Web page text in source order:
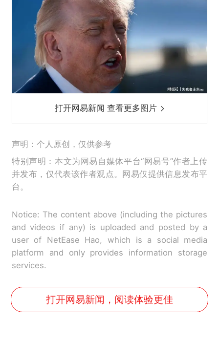
打开网易新闻 查看更多图片
声明：个人原创，仅供参考
特别声明：本文为网易自媒体平台“网易号”作者上传
并发布，仅代表该作者观点。网易仅提供信息发布平
台。
Notice: The content above (including the pictures
and videos if any) is uploaded and posted by a
user of NetEase Hao, which is a social media
platform and only provides information storage
services.
打开网易新闻，阅读体验更佳